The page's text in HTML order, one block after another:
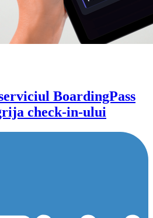
BoardingPass
check-in-ului